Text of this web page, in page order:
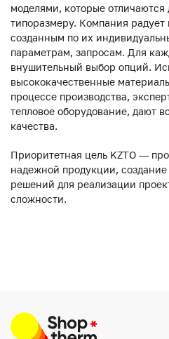
моделями, которые отличаются
типоразмеру. Компания
созданным по их
параметрам, запросам. Для
внушительный выбор опций.
высококачественные
процессе производства,
тепловое оборудование, дают
качества.
Приоритетная цель KZTO —
надежной продукции,
решений для реализации
сложности.